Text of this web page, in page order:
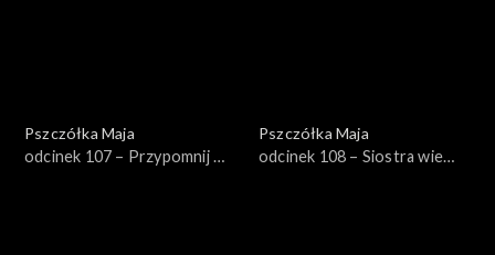
Pszczółka Maja
odcinek 107 – Przypomnij mi,
Pszczółka Maja
odcinek 108 – Siostra wie